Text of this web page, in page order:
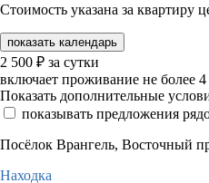
Стоимость указана за квартиру
показать календарь
2 500 ₽ за сутки
включает проживание не более 4
Показать дополнительные
показывать предложения
Посёлок Врангель, Восточный
Находка